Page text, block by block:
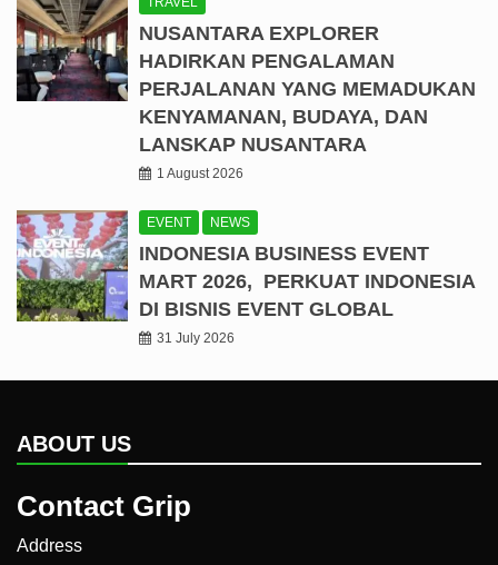
NUSANTARA EXPLORER
HADIRKAN PENGALAMAN
PERJALANAN YANG MEMADUKAN
KENYAMANAN, BUDAYA, DAN
LANSKAP NUSANTARA
1 August 2026
EVENT NEWS
INDONESIA BUSINESS EVENT
MART 2026, PERKUAT INDONESIA
DI BISNIS EVENT GLOBAL
31 July 2026
ABOUT US
Contact Grip
Address